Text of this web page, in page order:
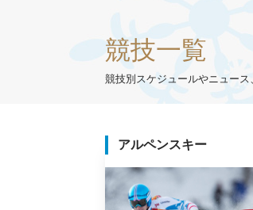
競技一覧
競技別スケジュールやニュース
アルペンスキー